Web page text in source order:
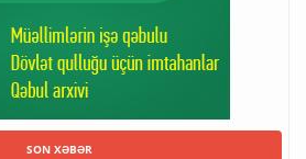
SON XƏBƏR